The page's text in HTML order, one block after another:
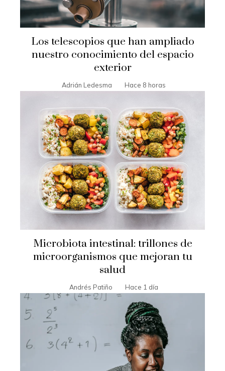
Los telescopios que han ampliado
nuestro conocimiento del espacio
exterior
Adrián Ledesma Hace 8 horas
Microbiota intestinal: trillones de
microorganismos que mejoran tu
salud
Andrés Patiño Hace 1 día